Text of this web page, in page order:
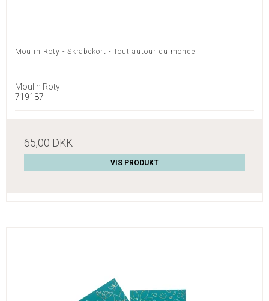
Moulin Roty - Skrabekort - Tout autour du monde
Moulin Roty
719187
65,00 DKK
VIS PRODUKT